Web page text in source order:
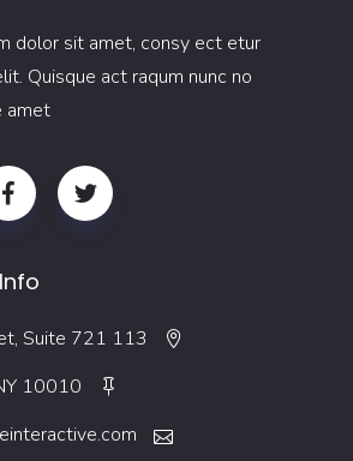
dolor sit amet, consy ect etur
Quisque act raqum nunc no
113 Fulton Street, Suite 721
10010